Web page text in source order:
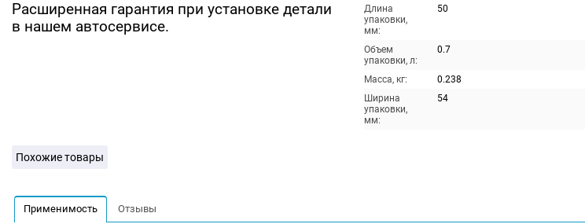
Расширенная гарантия при установке детали
в нашем автосервисе.
Длина
упаковки,
мм:
50
Объем
упаковки, л:
0.7
Масса, кг:
0.238
Ширина
упаковки,
мм:
54
Похожие товары
Применимость Отзывы